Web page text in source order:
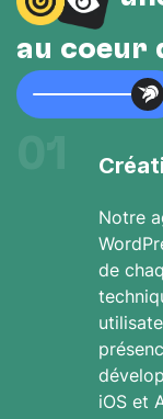
au cœur
Notre
de
iOS et